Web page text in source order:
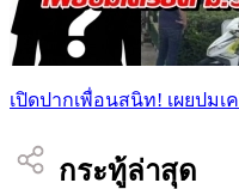
เปิดปากเพื่อนสนิท! เผยปม
กระทู้ล่าสุด